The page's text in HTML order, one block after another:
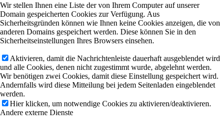
Wir stellen Ihnen eine Liste der von Ihrem Computer auf unserer
Domain gespeicherten Cookies zur Verfügung. Aus
Sicherheitsgründen können wie Ihnen keine Cookies anzeigen, die von
anderen Domains gespeichert werden. Diese können Sie in den
Sicherheitseinstellungen Ihres Browsers einsehen.
Aktivieren, damit die Nachrichtenleiste dauerhaft ausgeblendet wird
und alle Cookies, denen nicht zugestimmt wurde, abgelehnt werden.
Wir benötigen zwei Cookies, damit diese Einstellung gespeichert wird.
Andernfalls wird diese Mitteilung bei jedem Seitenladen eingeblendet
werden.
Hier klicken, um notwendige Cookies zu aktivieren/deaktivieren.
Andere externe Dienste